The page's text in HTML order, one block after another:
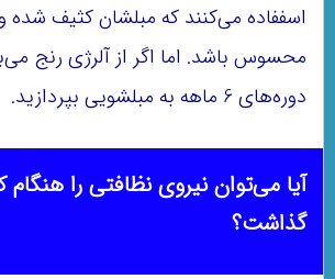
اسففاده می‌کنند که مبلشان کثیف شده
محسوس باشد. اما اگر از آلرژی رنج
دوره‌های 6 ماهه به مبلشویی بپردازید.
آیا می‌توان نیروی نظافتی را هنگام
گذاشت؟